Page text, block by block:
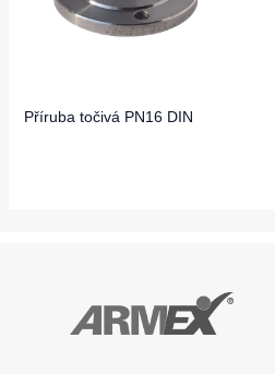
Příruba točivá PN16 DIN